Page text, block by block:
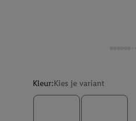
Kleur:Kies je variant